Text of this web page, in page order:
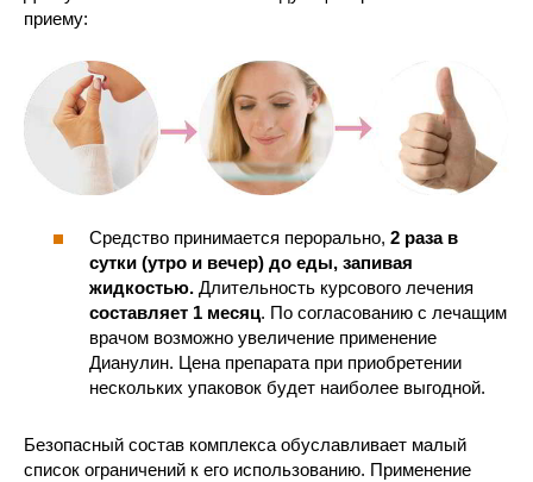
приему:
Средство принимается перорально, 2 раза в
сутки (утро и вечер) до еды, запивая
жидкостью. Длительность курсового лечения
составляет 1 месяц. По согласованию с лечащим
врачом возможно увеличение применение
Дианулин. Цена препарата при приобретении
нескольких упаковок будет наиболее выгодной.
Безопасный состав комплекса обуславливает малый
список ограничений к его использованию. Применение